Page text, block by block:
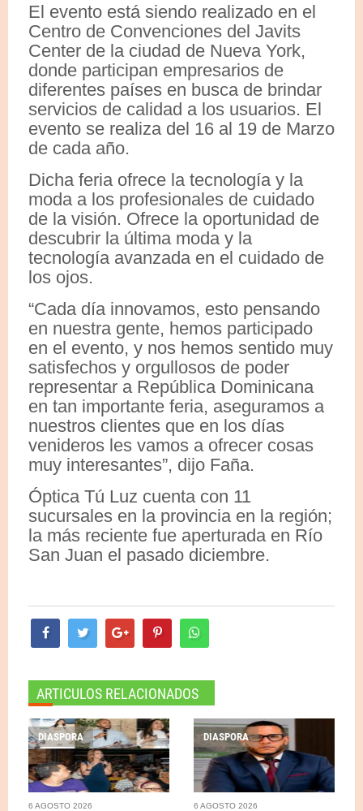
El evento está siendo realizado en el
Centro de Convenciones del Javits
Center de la ciudad de Nueva York,
donde participan empresarios de
diferentes países en busca de brindar
servicios de calidad a los usuarios. El
evento se realiza del 16 al 19 de Marzo
de cada año.
Dicha feria ofrece la tecnología y la
moda a los profesionales de cuidado
de la visión. Ofrece la oportunidad de
descubrir la última moda y la
tecnología avanzada en el cuidado de
los ojos.
“Cada día innovamos, esto pensando
en nuestra gente, hemos participado
en el evento, y nos hemos sentido muy
satisfechos y orgullosos de poder
representar a República Dominicana
en tan importante feria, aseguramos a
nuestros clientes que en los días
venideros les vamos a ofrecer cosas
muy interesantes”, dijo Faña.
Óptica Tú Luz cuenta con 11
sucursales en la provincia en la región;
la más reciente fue aperturada en Río
San Juan el pasado diciembre.
ARTICULOS RELACIONADOS
DIASPORA
6 AGOSTO 2026
DIASPORA
6 AGOSTO 2026